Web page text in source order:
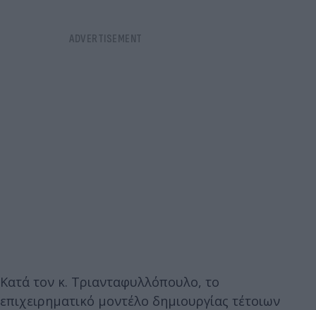
Κατά τον κ. Τριανταφυλλόπουλο, το
επιχειρηματικό μοντέλο δημιουργίας τέτοιων